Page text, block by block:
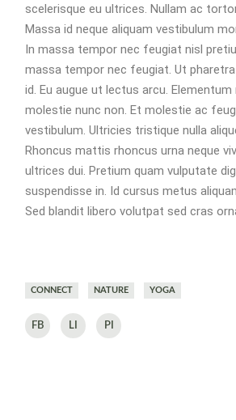
scelerisque eu ultrices. Nullam ac
Massa id neque aliquam vestibulum
In massa tempor nec feugiat nisl
massa tempor nec feugiat. Ut
id. Eu augue ut lectus arcu. Elementum
molestie nunc non. Et molestie ac
vestibulum. Ultricies tristique nulla
Rhoncus mattis rhoncus urna neque
ultrices dui. Pretium quam vulputate
suspendisse in. Id cursus metus
Sed blandit libero volutpat sed cras
CONNECT NATURE YOGA
FB LI PI